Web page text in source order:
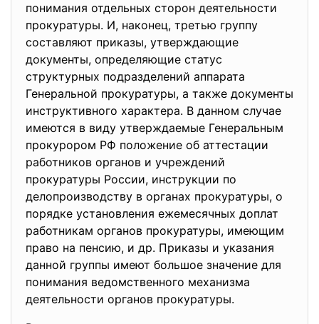
понимания отдельных сторон деятельности
прокуратуры. И, наконец, третью группу
составляют приказы, утверждающие
документы, определяющие статус
структурных подразделений аппарата
Генеральной прокуратуры, а также документы
инструктивного характера. В данном случае
имеются в виду утверждаемые Генеральным
прокурором РФ положение об аттестации
работников органов и учреждений
прокуратуры России, инструкции по
делопроизводству в органах прокуратуры, о
порядке установления ежемесячных доплат
работникам органов прокуратуры, имеющим
право на пенсию, и др. Приказы и указания
данной группы имеют большое значение для
понимания ведомственного механизма
деятельности органов прокуратуры.